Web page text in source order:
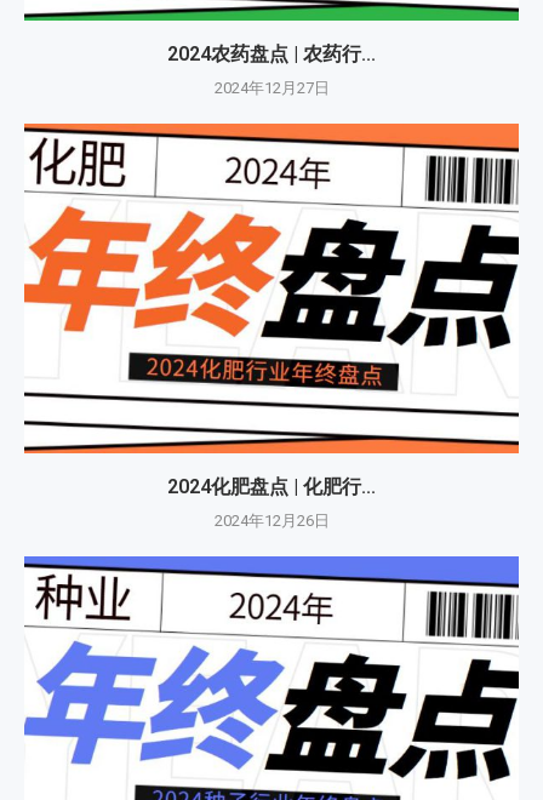
2024农药盘点 | 农药行...
2024年12月27日
2024化肥盘点 | 化肥行...
2024年12月26日